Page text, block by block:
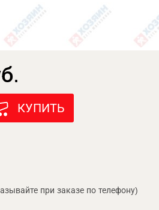
КУПИТЬ
при заказе по телефону)